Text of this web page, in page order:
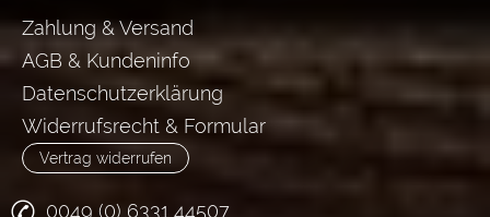
Zahlung & Versand
AGB & Kundeninfo
Datenschutzerklärung
Widerrufsrecht & Formular
Vertrag widerrufen
0049 (0) 6331 44507